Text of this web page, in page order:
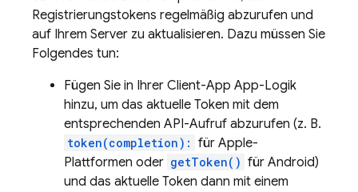
Registrierungstokens regelmäßig abzurufen und
auf Ihrem Server zu aktualisieren. Dazu müssen Sie
Folgendes tun:
Fügen Sie in Ihrer Client-App App-Logik
hinzu, um das aktuelle Token mit dem
entsprechenden API-Aufruf abzurufen (z. B.
token(completion): für Apple-
Plattformen oder getToken() für Android)
und das aktuelle Token dann mit einem